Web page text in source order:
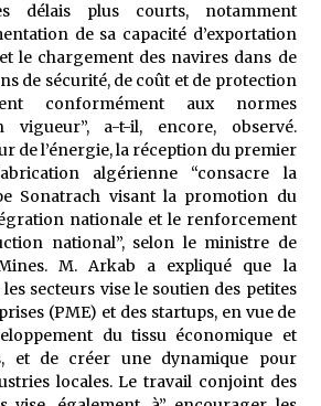
délais plus courts, notamment
de sa capacité d’exportation
le chargement des navires dans de
de sécurité, de coût et de protection
conformément aux normes
vigueur”, a-t-il, encore, observé.
de l’énergie, la réception du premier
algérienne “consacre la
Sonatrach visant la promotion du
nationale et le renforcement
national”, selon le ministre de
M. Arkab a expliqué que la
secteurs vise le soutien des petites
(PME) et des startups, en vue de
du tissu économique et
et de créer une dynamique pour
locales. Le travail conjoint des